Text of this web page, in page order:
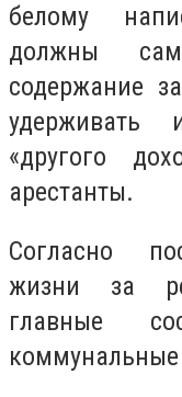
белому
должны
содержание
«другого
арестанты.
Согласно
жизни за
главные
коммунальные